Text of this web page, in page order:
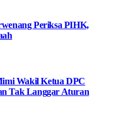
Periksa PIHK,
Wakil Ketua DPC
Tak Langgar Aturan